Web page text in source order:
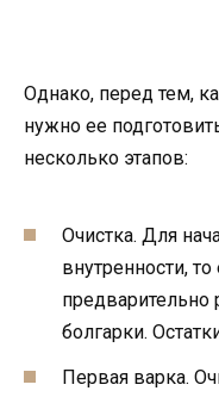
Однако, перед тем,
нужно ее
несколько этапов:
Очистка. Для
внутренности,
болгарки.
Первая варка.